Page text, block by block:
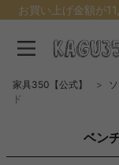
お買い上げ金額が
家具350【公式】
ド
ベン